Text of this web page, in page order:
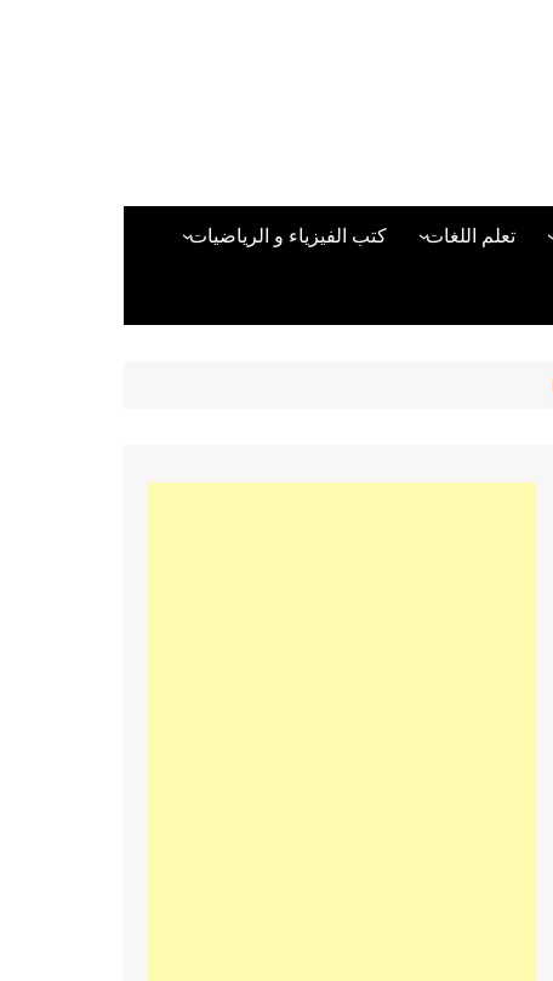
تعلم اللغات
تعلم اللغة التركية
كتب الفيزياء و الرياضيات
كتب لغات البرمجة